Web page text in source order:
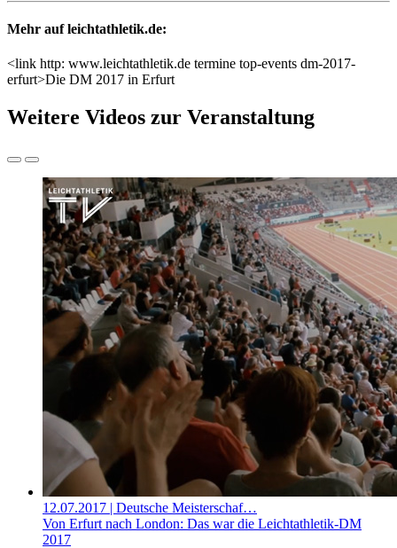
Mehr auf leichtathletik.de:
<link http: www.leichtathletik.de termine top-events dm-2017-
erfurt>Die DM 2017 in Erfurt
Weitere Videos zur Veranstaltung
12.07.2017 | Deutsche Meisterschaf…
Von Erfurt nach London: Das war die Leichtathletik-DM
2017